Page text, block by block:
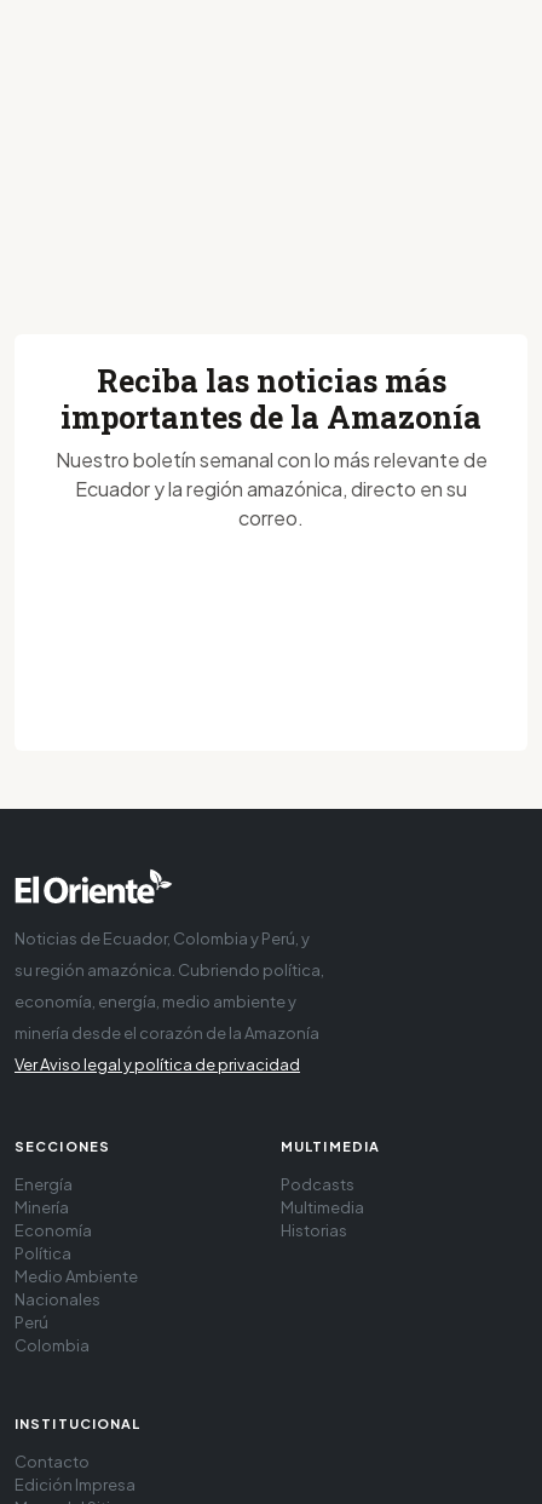
Reciba las noticias más
importantes de la Amazonía
Nuestro boletín semanal con lo más relevante de
Ecuador y la región amazónica, directo en su
correo.
Noticias de Ecuador, Colombia y Perú, y
su región amazónica. Cubriendo política,
economía, energía, medio ambiente y
minería desde el corazón de la Amazonía
Ver Aviso legal y política de privacidad
SECCIONES
Energía
Minería
Economía
Política
Medio Ambiente
Nacionales
Perú
Colombia
MULTIMEDIA
Podcasts
Multimedia
Historias
INSTITUCIONAL
Contacto
Edición Impresa